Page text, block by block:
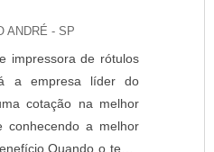
ANDRÉ - SP
impressora de rótulos
a empresa líder do
cotação na melhor
conhecendo a melhor
o tema